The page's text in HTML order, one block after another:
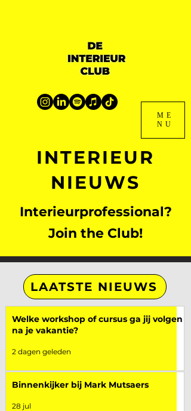
ME
NU
INTERIEUR
NIEUWS
Interieurprofessional?
Join the Club!
LAATSTE NIEUWS
Welke workshop of cursus ga jij volgen
na je vakantie?
2 dagen geleden
Binnenkijker bij Mark Mutsaers
28 jul